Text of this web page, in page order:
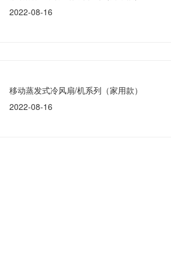
2022-08-16
移动蒸发式冷风扇/机系列（家用款）
2022-08-16